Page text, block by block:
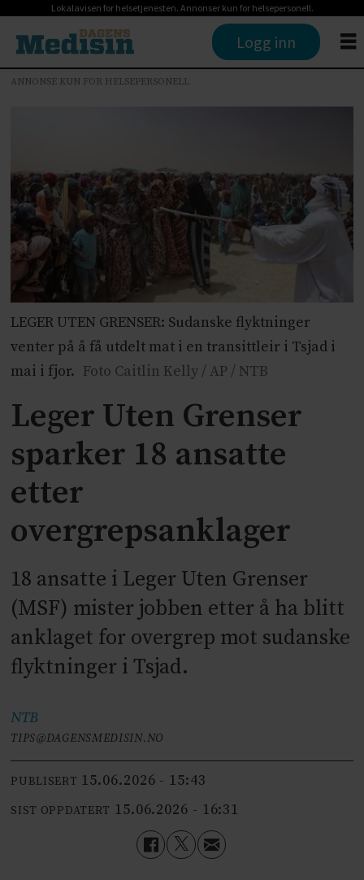
Lokalavisen for helsetjenesten. Annonser kun for helsepersonell.
Logg inn
ANNONSE KUN FOR HELSEPERSONELL
LEGER UTEN GRENSER: Sudanske flyktninger
venter på å få utdelt mat i en transittleir i Tsjad i
mai i fjor. Foto Caitlin Kelly / AP / NTB
Leger Uten Grenser
sparker 18 ansatte
etter
overgrepsanklager
18 ansatte i Leger Uten Grenser
(MSF) mister jobben etter å ha blitt
anklaget for overgrep mot sudanske
flyktninger i Tsjad.
NTB
TIPS@DAGENSMEDISIN.NO
PUBLISERT 15.06.2026 - 15:43
SIST OPPDATERT 15.06.2026 - 16:31